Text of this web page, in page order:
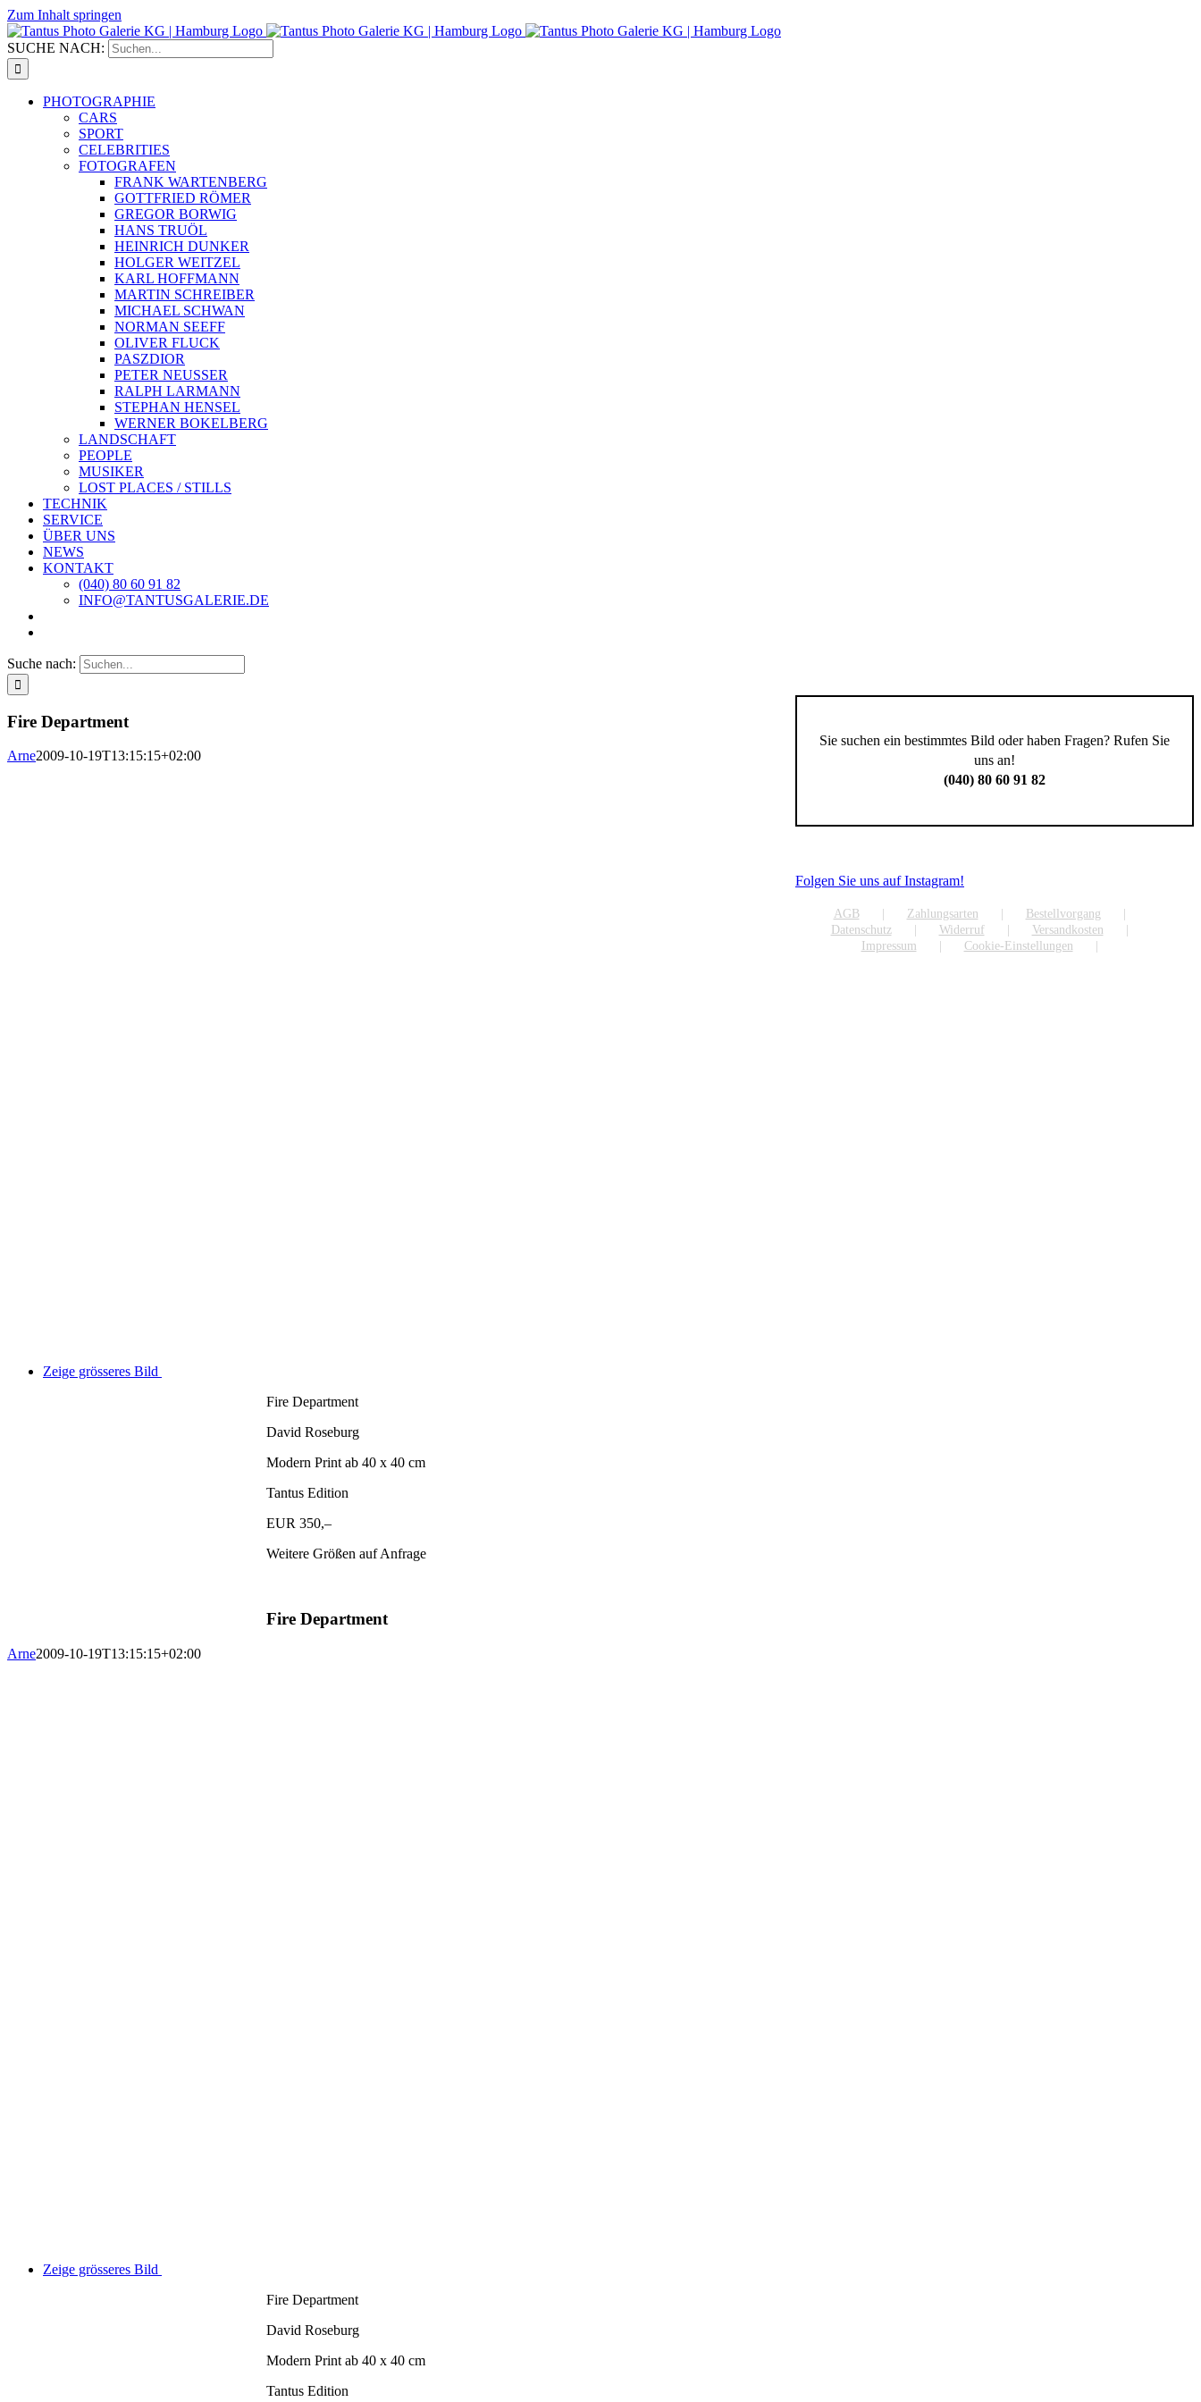
Zum Inhalt springen
SUCHE NACH:
PHOTOGRAPHIE
CARS
SPORT
CELEBRITIES
FOTOGRAFEN
FRANK WARTENBERG
GOTTFRIED RÖMER
GREGOR BORWIG
HANS TRUÖL
HEINRICH DUNKER
HOLGER WEITZEL
KARL HOFFMANN
MARTIN SCHREIBER
MICHAEL SCHWAN
NORMAN SEEFF
OLIVER FLUCK
PASZDIOR
PETER NEUSSER
RALPH LARMANN
STEPHAN HENSEL
WERNER BOKELBERG
LANDSCHAFT
PEOPLE
MUSIKER
LOST PLACES / STILLS
TECHNIK
SERVICE
ÜBER UNS
NEWS
KONTAKT
(040) 80 60 91 82
INFO@TANTUSGALERIE.DE
Suche nach:
Fire Department
Arne2009-10-19T13:15:15+02:00
Zeige grösseres Bild
Fire Department
David Roseburg
Modern Print ab 40 x 40 cm
Tantus Edition
EUR 350,–
Weitere Größen auf Anfrage
Fire Department
Arne2009-10-19T13:15:15+02:00
Zeige grösseres Bild
Fire Department
David Roseburg
Modern Print ab 40 x 40 cm
Tantus Edition
Sie suchen ein bestimmtes Bild oder haben Fragen? Rufen Sie
uns an!
(040) 80 60 91 82
Folgen Sie uns auf Instagram!
AGB Zahlungsarten
Bestellvorgang
Datenschutz
Widerruf
Versandkosten
Impressum
Cookie-Einstellungen